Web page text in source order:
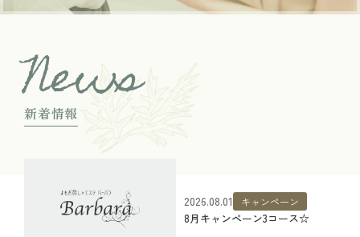
News
新着情報
2026.08.01 キャンペーン
8月キャンペーン3コース☆